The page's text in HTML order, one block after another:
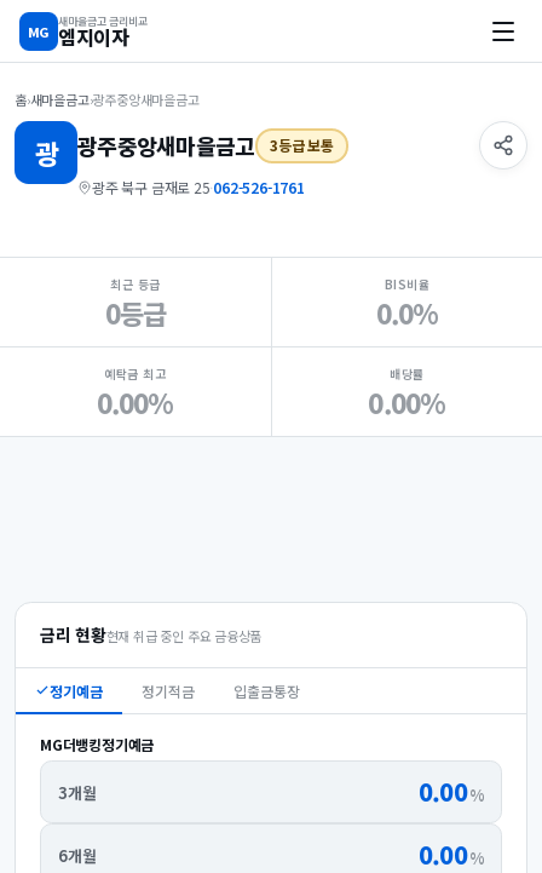
MG
새마을금고 금리비교
엠지이자
홈›새마을금고›광주중앙새마을금고
광 광주중앙새마을금고 3등급 보통
광주 북구 금재로 25·062-526-1761
지점 핵심 지표 요약
최근 등급
0등급
BIS비율
0.0%
예탁금 최고
0.00%
배당률
0.00%
금리 현황현재 취급 중인 주요 금융상품
정기예금 정기적금 입출금통장
MG더뱅킹정기예금
3개월 0.00%
6개월 0.00%